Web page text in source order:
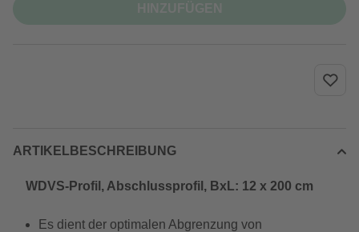
ARTIKELBESCHREIBUNG
WDVS-Profil, Abschlussprofil, BxL: 12 x 200 cm
Es dient der optimalen Abgrenzung von